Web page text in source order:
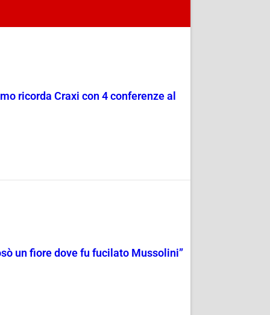
ricorda Craxi con 4 conferenze al
un fiore dove fu fucilato Mussolini”